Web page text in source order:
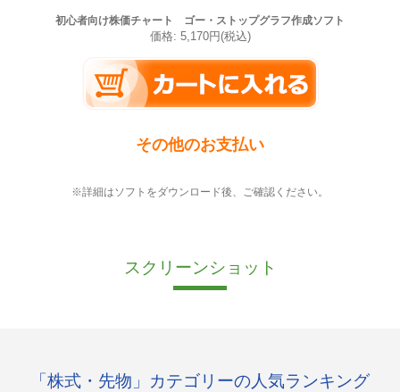
初心者向け株価チャート ゴー・ストップグラフ作成ソフト
価格: 5,170円(税込)
その他のお支払い
※詳細はソフトをダウンロード後、ご確認ください。
スクリーンショット
「株式・先物」カテゴリーの人気ランキング